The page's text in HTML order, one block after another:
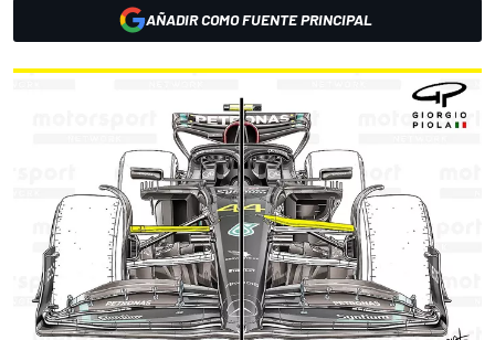
AÑADIR COMO FUENTE PRINCIPAL